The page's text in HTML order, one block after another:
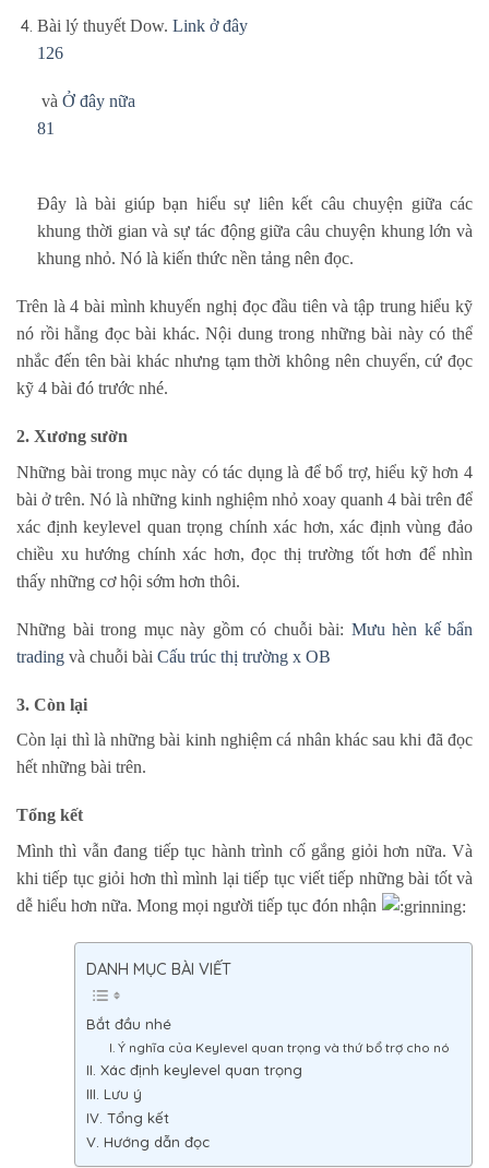
Bài lý thuyết Dow.Link ở đây
126
vàỞ đây nữa
81
Đây là bài giúp bạn hiểu sự liên kết câu chuyện giữa các
khung thời gian và sự tác động giữa câu chuyện khung lớn và
khung nhỏ. Nó là kiến thức nền tảng nên đọc.
Trên là 4 bài mình khuyến nghị đọc đầu tiên và tập trung hiểu kỹ
nó rồi hẵng đọc bài khác. Nội dung trong những bài này có thể
nhắc đến tên bài khác nhưng tạm thời không nên chuyển, cứ đọc
kỹ 4 bài đó trước nhé.
2. Xương sườn
Những bài trong mục này có tác dụng là để bổ trợ, hiểu kỹ hơn 4
bài ở trên. Nó là những kinh nghiệm nhỏ xoay quanh 4 bài trên để
xác định keylevel quan trọng chính xác hơn, xác định vùng đảo
chiều xu hướng chính xác hơn, đọc thị trường tốt hơn để nhìn
thấy những cơ hội sớm hơn thôi.
Những bài trong mục này gồm có chuỗi bài: Mưu hèn kế bẩn
trading và chuỗi bài Cấu trúc thị trường x OB
3. Còn lại
Còn lại thì là những bài kinh nghiệm cá nhân khác sau khi đã đọc
hết những bài trên.
Tổng kết
Mình thì vẫn đang tiếp tục hành trình cố gắng giỏi hơn nữa. Và
khi tiếp tục giỏi hơn thì mình lại tiếp tục viết tiếp những bài tốt và
dễ hiểu hơn nữa. Mong mọi người tiếp tục đón nhận
DANH MỤC BÀI VIẾT
Bắt đầu nhé
I. Ý nghĩa của Keylevel quan trọng và thứ bổ trợ cho nó
II. Xác định keylevel quan trọng
III. Lưu ý
IV. Tổng kết
V. Hướng dẫn đọc